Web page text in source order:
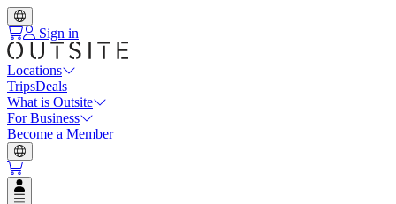
Sign in
Locations
TripsDeals
What is Outsite
For Business
Become a Member
Open user menu